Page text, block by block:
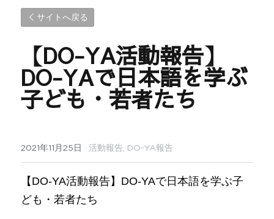
サイトへ戻る
【DO-YA活動報告】
DO-YAで日本語を学ぶ
子ども・若者たち
2021年11月25日 · 活動報告, DO-YA報告
【DO-YA活動報告】DO-YAで日本語を学ぶ子
ども・若者たち